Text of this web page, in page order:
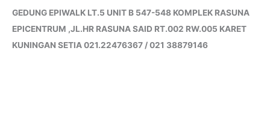
GEDUNG EPIWALK LT.5 UNIT B 547-548 KOMPLEK RASUNA
EPICENTRUM ,JL.HR RASUNA SAID RT.002 RW.005 KARET
KUNINGAN SETIA 021.22476367 / 021 38879146